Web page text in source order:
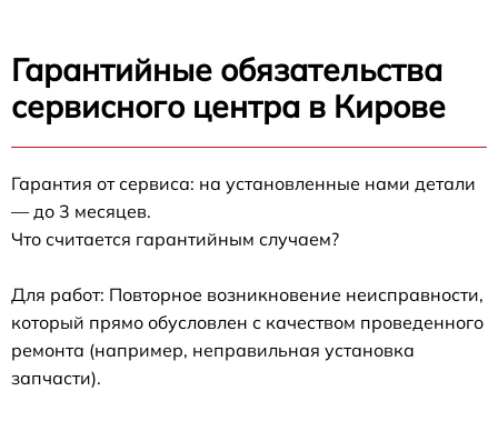
Гарантийные обязательства
сервисного центра в Кирове
Гарантия от сервиса: на установленные нами детали
— до 3 месяцев.
Что считается гарантийным случаем?
Для работ: Повторное возникновение неисправности,
который прямо обусловлен с качеством проведенного
ремонта (например, неправильная установка
запчасти).